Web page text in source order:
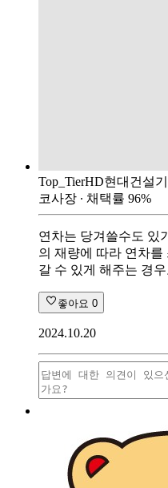
Top_TierHD현대건설기
코사장 ∙ 채택률 96%
연차는 당겨쓸수도 있
의 재량에 따라 연차
갈 수 있게 해주는 경
좋아요 0
2024.10.20